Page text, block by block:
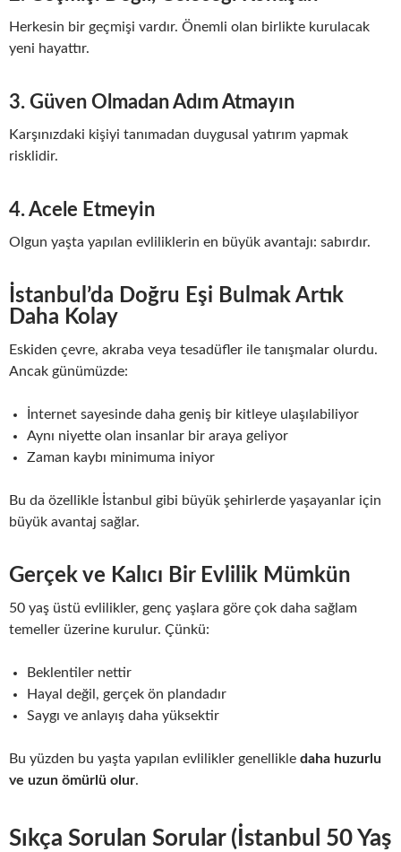
Herkesin bir geçmişi vardır. Önemli olan birlikte kurulacak
yeni hayattır.
3. Güven Olmadan Adım Atmayın
Karşınızdaki kişiyi tanımadan duygusal yatırım yapmak
risklidir.
4. Acele Etmeyin
Olgun yaşta yapılan evliliklerin en büyük avantajı: sabırdır.
İstanbul’da Doğru Eşi Bulmak Artık
Daha Kolay
Eskiden çevre, akraba veya tesadüfler ile tanışmalar olurdu.
Ancak günümüzde:
İnternet sayesinde daha geniş bir kitleye ulaşılabiliyor
Aynı niyette olan insanlar bir araya geliyor
Zaman kaybı minimuma iniyor
Bu da özellikle İstanbul gibi büyük şehirlerde yaşayanlar için
büyük avantaj sağlar.
Gerçek ve Kalıcı Bir Evlilik Mümkün
50 yaş üstü evlilikler, genç yaşlara göre çok daha sağlam
temeller üzerine kurulur. Çünkü:
Beklentiler nettir
Hayal değil, gerçek ön plandadır
Saygı ve anlayış daha yüksektir
Bu yüzden bu yaşta yapılan evlilikler genellikle daha huzurlu
ve uzun ömürlü olur.
Sıkça Sorulan Sorular (İstanbul 50 Yaş